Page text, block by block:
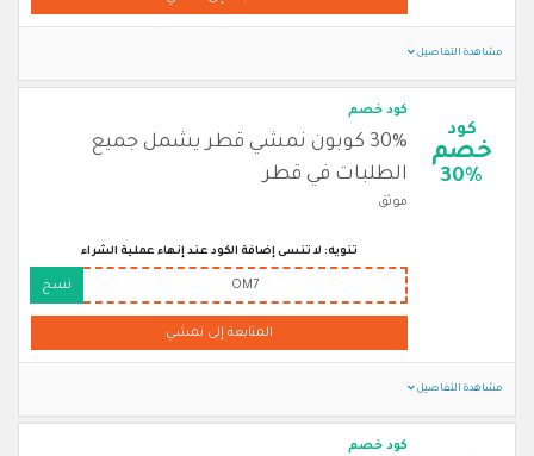
مشاهدة التفاصيل
كود
خصم
30%
كود خصم
30% كوبون نمشي قطر يشمل جميع
الطلبات في قطر
موثق
تنويه: لا تنسى إضافة الكود عند إنهاء عملية الشراء
OM7 نسخ
المتابعة إلى نمشي
مشاهدة التفاصيل
كود خصم